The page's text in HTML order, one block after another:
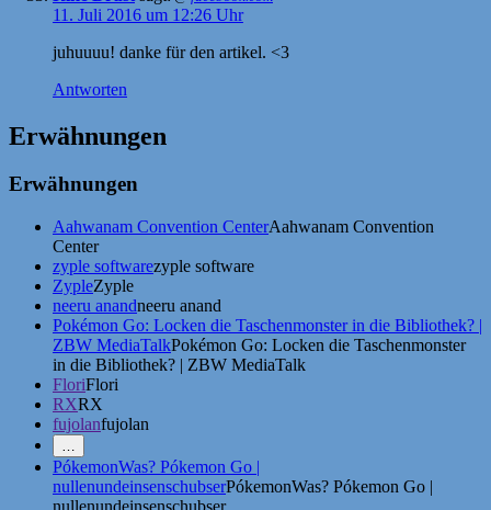
11. Juli 2016 um 12:26 Uhr
juhuuuu! danke für den artikel. <3
Antworten
Erwähnungen
Erwähnungen
Aahwanam Convention CenterAahwanam Convention
Center
zyple softwarezyple software
ZypleZyple
neeru anandneeru anand
Pokémon Go: Locken die Taschenmonster in die Bibliothek? |
ZBW MediaTalkPokémon Go: Locken die Taschenmonster
in die Bibliothek? | ZBW MediaTalk
FloriFlori
RXRX
fujolanfujolan
…
Erwähnungen
zeigen
PókemonWas? Pókemon Go |
nullenundeinsenschubserPókemonWas? Pókemon Go |